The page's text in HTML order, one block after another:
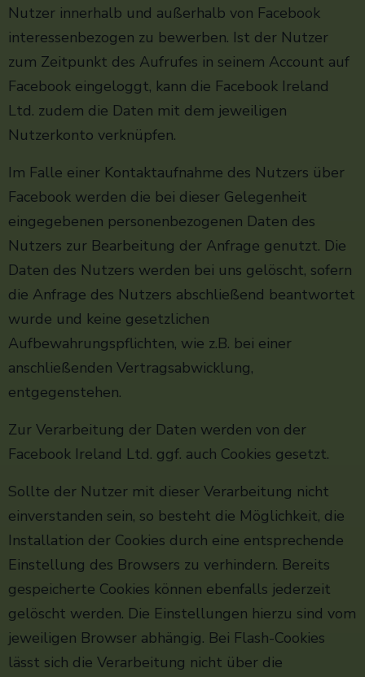
Nutzer innerhalb und außerhalb von Facebook
interessenbezogen zu bewerben. Ist der Nutzer
zum Zeitpunkt des Aufrufes in seinem Account auf
Facebook eingeloggt, kann die Facebook Ireland
Ltd. zudem die Daten mit dem jeweiligen
Nutzerkonto verknüpfen.
Im Falle einer Kontaktaufnahme des Nutzers über
Facebook werden die bei dieser Gelegenheit
eingegebenen personenbezogenen Daten des
Nutzers zur Bearbeitung der Anfrage genutzt. Die
Daten des Nutzers werden bei uns gelöscht, sofern
die Anfrage des Nutzers abschließend beantwortet
wurde und keine gesetzlichen
Aufbewahrungspflichten, wie z.B. bei einer
anschließenden Vertragsabwicklung,
entgegenstehen.
Zur Verarbeitung der Daten werden von der
Facebook Ireland Ltd. ggf. auch Cookies gesetzt.
Sollte der Nutzer mit dieser Verarbeitung nicht
einverstanden sein, so besteht die Möglichkeit, die
Installation der Cookies durch eine entsprechende
Einstellung des Browsers zu verhindern. Bereits
gespeicherte Cookies können ebenfalls jederzeit
gelöscht werden. Die Einstellungen hierzu sind vom
jeweiligen Browser abhängig. Bei Flash-Cookies
lässt sich die Verarbeitung nicht über die